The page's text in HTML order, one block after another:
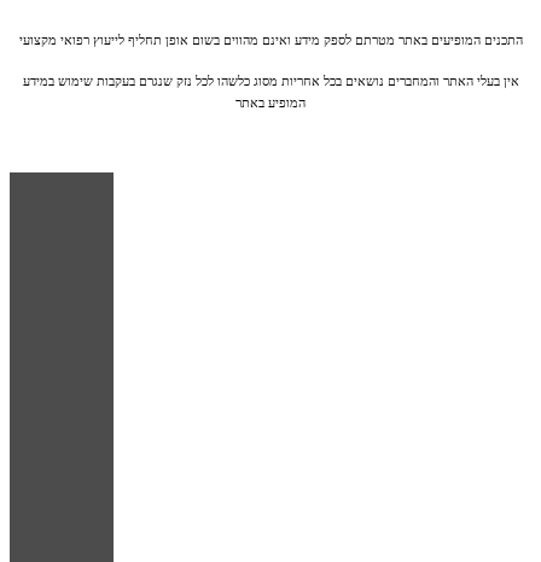
התכנים המופיעים באתר מטרתם לספק מידע ואינם מהווים בשום אופן תחליף לייעוץ רפואי מקצועי
אין בעלי האתר והמחברים נושאים בכל אחריות מסוג כלשהו לכל נזק שנגרם בעקבות שימוש במידע
המופיע באתר